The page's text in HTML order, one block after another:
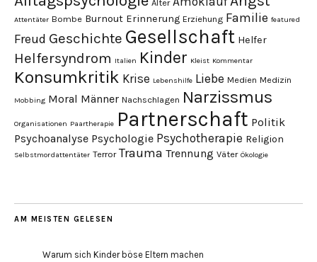
Alter
Attentäter Bombe Burnout Erinnerung Erziehung Familie featured
Freud Geschichte Gesellschaft Helfer
Helfersyndrom Italien Kinder Kleist Kommentar
Konsumkritik Krise Lebenshilfe Liebe Medien Medizin
Mobbing Moral Männer Nachschlagen Narzissmus
Organisationen Paartherapie Partnerschaft Politik
Psychoanalyse Psychologie Psychotherapie Religion
Selbstmordattentäter Terror Trauma Trennung Väter Ökologie
AM MEISTEN GELESEN
Warum sich Kinder böse Eltern machen